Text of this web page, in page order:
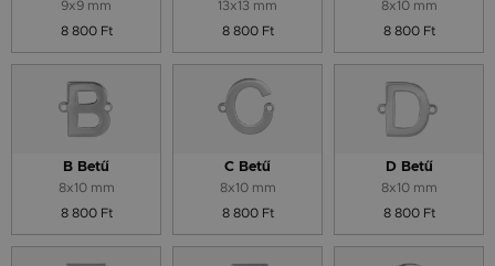
9x9 mm
8 800 Ft
13x13 mm
8 800 Ft
8x10 mm
8 800 Ft
B Betű
8x10 mm
8 800 Ft
C Betű
8x10 mm
8 800 Ft
D Betű
8x10 mm
8 800 Ft